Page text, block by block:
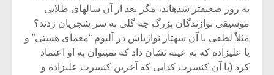
به روز ضعیف‏تر شده‏اند، مگر بعد از آن سال‏های طلایی
موسیقی نوازندگان بزرگ چه گلی به سر شجریان زدند؟
مثلاً لطفی با آن سه‏تار نوازی‏اش در آلبوم “معمای هستی” و
یا علیزاده که به عینه نشان داد که نمی‏توان به او اعتماد
کرد (با آن کنسرت کذایی که آخرین کنسرت علیزاده و